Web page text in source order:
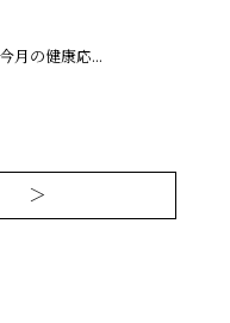
月の健康応...